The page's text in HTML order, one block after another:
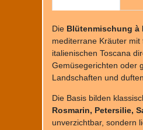
Die Blütenmischung à
mediterrane Kräuter
italienischen Toscana
Gemüsegerichten oder
Landschaften und
Die Basis bilden
Rosmarin, Petersilie,
unverzichtbar, sondern